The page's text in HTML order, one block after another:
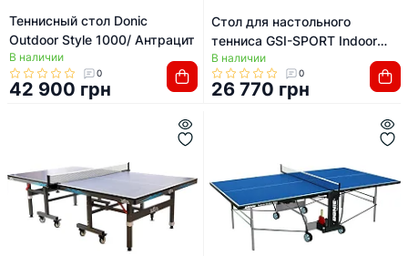
Теннисный стол Donic
Outdoor Style 1000/ Антрацит
В наличии
0
42 900 грн
Стол для настольного
тенниса GSI-SPORT Indoor
Profi-200 MT-0695
В наличии
0
26 770 грн